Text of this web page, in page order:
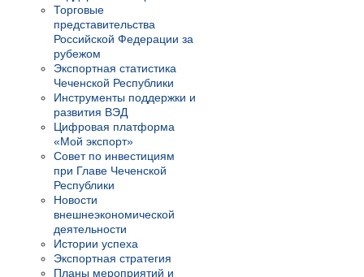
Торговые
представительства
Российской Федерации за
рубежом
Экспортная статистика
Чеченской Республики
Инструменты поддержки и
развития ВЭД
Цифровая платформа
«Мой экспорт»
Совет по инвестициям
при Главе Чеченской
Республики
Новости
внешнеэкономической
деятельности
Истории успеха
Экспортная стратегия
Планы мероприятий и